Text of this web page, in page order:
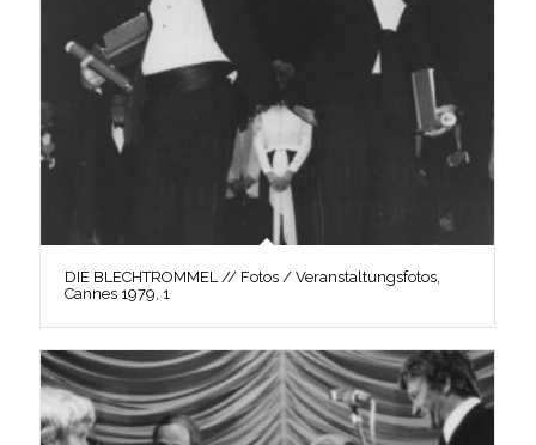
DIE BLECHTROMMEL // Fotos / Veranstaltungsfotos,
Cannes 1979, 1